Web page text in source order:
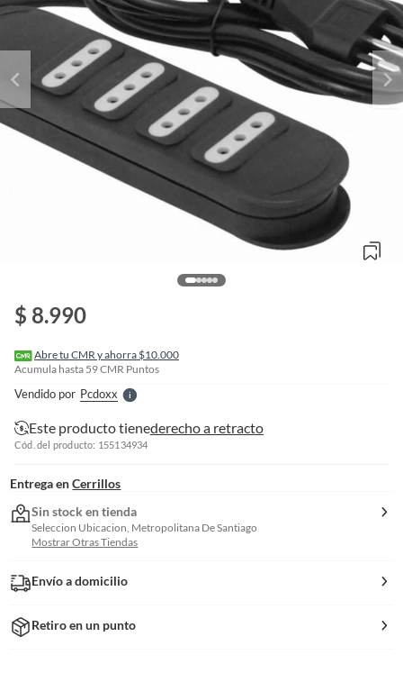
$ 8.990
Abre tu CMR y ahorra $10.000
Acumula hasta 59CMR Puntos
Vendido por PcdoxxS
l
l
Este producto tienederecho a retracto
Cód. del producto: 155134934
Entrega en Cerrillos
Sin stock en tienda
Seleccion Ubicacion, Metropolitana De Santiago
Mostrar Otras Tiendas
Envío a domicilio
Retiro en un punto